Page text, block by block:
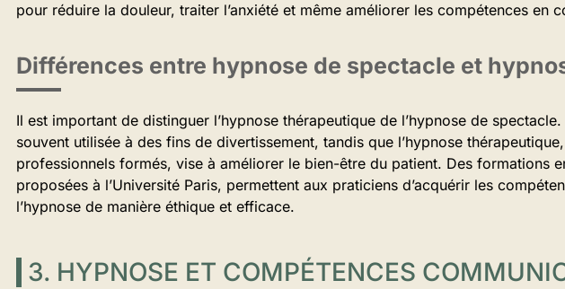
pour réduire la douleur, traiter l’anxiété et même améliorer les compétences en
Différences entre hypnose de spectacle et
Il est important de distinguer l’hypnose thérapeutique de l’hypnose de
souvent utilisée à des fins de divertissement, tandis que l’hypnose
professionnels formés, vise à améliorer le bien-être du patient. Des formations
proposées à l’Université Paris, permettent aux praticiens d’acquérir les
l’hypnose de manière éthique et efficace.
3. HYPNOSE ET COMPÉTENCES